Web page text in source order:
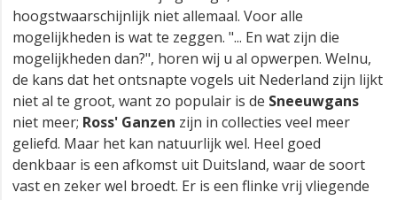
hoogstwaarschijnlijk niet allemaal. Voor alle
mogelijkheden is wat te zeggen. "... En wat zijn die
mogelijkheden dan?", horen wij u al opwerpen. Welnu,
de kans dat het ontsnapte vogels uit Nederland zijn lijkt
niet al te groot, want zo populair is de Sneeuwgans
niet meer; Ross' Ganzen zijn in collecties veel meer
geliefd. Maar het kan natuurlijk wel. Heel goed
denkbaar is een afkomst uit Duitsland, waar de soort
vast en zeker wel broedt. Er is een flinke vrij vliegende